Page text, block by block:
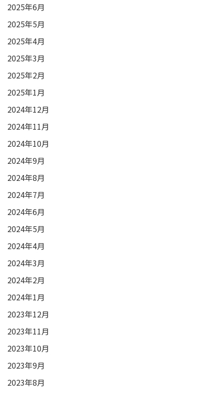
2025年6月
2025年5月
2025年4月
2025年3月
2025年2月
2025年1月
2024年12月
2024年11月
2024年10月
2024年9月
2024年8月
2024年7月
2024年6月
2024年5月
2024年4月
2024年3月
2024年2月
2024年1月
2023年12月
2023年11月
2023年10月
2023年9月
2023年8月